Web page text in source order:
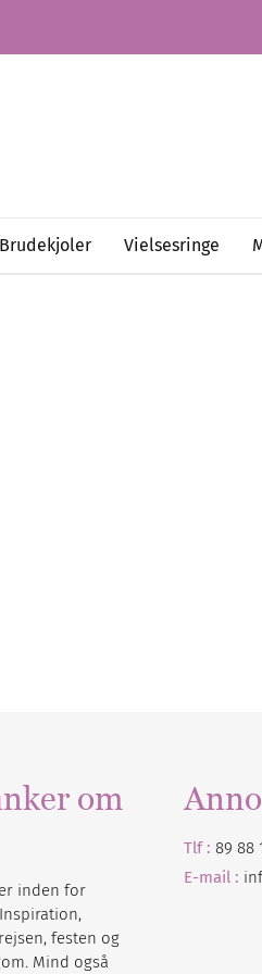
Brudekjoler Vielsesringe
om
inden for
festen og
Mind også
Tlf : 89 88
E-mail :